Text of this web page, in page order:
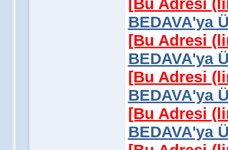
[Bu Adresi
BEDAVA'ya
[Bu Adresi
BEDAVA'ya
[Bu Adresi
BEDAVA'ya
[Bu Adresi
BEDAVA'ya